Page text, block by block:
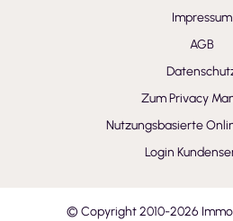
Impressum
AGB
Zum Privacy
Nutzungsbasierte
Login
© Copyright 2010-2026